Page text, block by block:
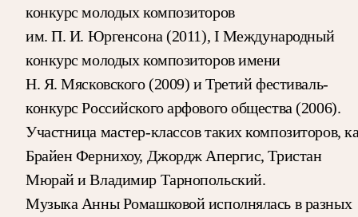
конкурс молодых композиторов
им. П. И. Юргенсона (2011), I Международный
конкурс молодых композиторов имени
Н. Я. Мясковского (2009) и Третий фестиваль-
конкурс Российского арфового общества (2006).
Участница мастер-классов таких композиторов,
Брайен Фернихоу, Джордж Апергис, Тристан
Мюрай и Владимир Тарнопольский.
Музыка Анны Ромашковой исполнялась в разных